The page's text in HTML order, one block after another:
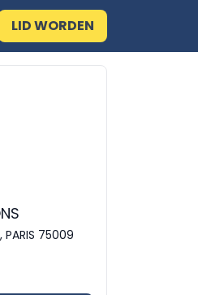
LID WORDEN
PARIS 75009